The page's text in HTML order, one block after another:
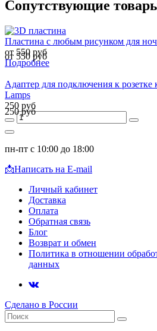
Сопутствующие
Пластина с любым рисунком для
от 550 руб
от 550 руб
Подробнее
Адаптер для подключения к
Lamps
250 руб
250 руб
пн-пт с 10:00 до 18:00
📩Написать на E-mail
Личный кабинет
Доставка
Оплата
Обратная связь
Блог
Возврат и обмен
Политика в отношении
данных
Сделано в России